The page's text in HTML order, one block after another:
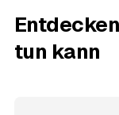
tun kann